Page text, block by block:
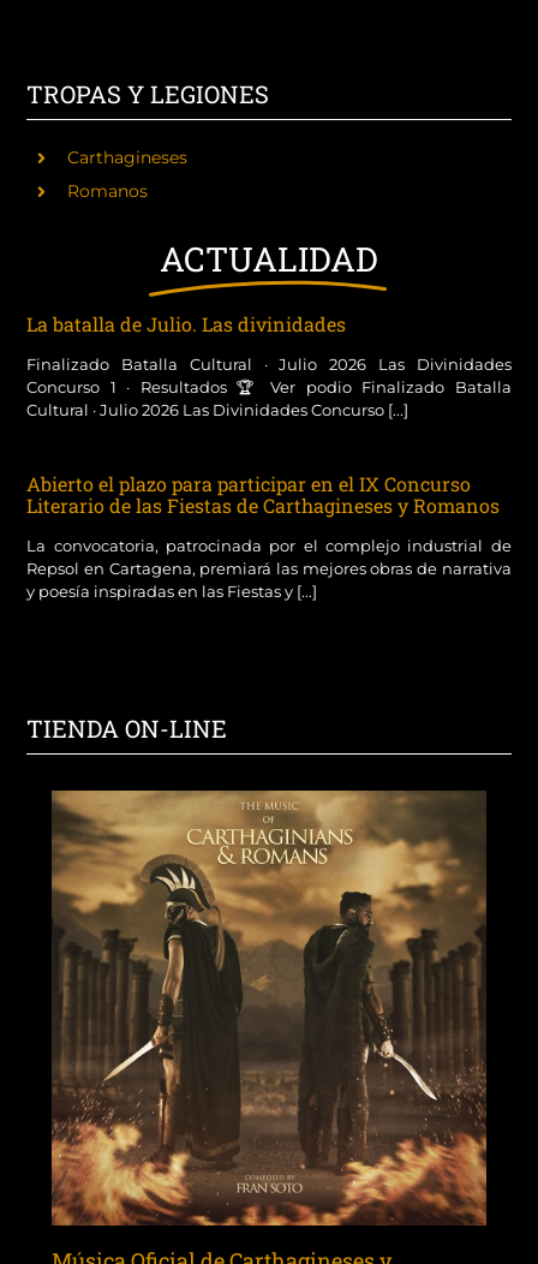
TROPAS Y LEGIONES
Carthagineses
Romanos
ACTUALIDAD
La batalla de Julio. Las divinidades
Finalizado Batalla Cultural · Julio 2026 Las Divinidades
Concurso 1 · Resultados 🏆 Ver podio Finalizado Batalla
Cultural · Julio 2026 Las Divinidades Concurso [...]
Abierto el plazo para participar en el IX Concurso
Literario de las Fiestas de Carthagineses y Romanos
La convocatoria, patrocinada por el complejo industrial de
Repsol en Cartagena, premiará las mejores obras de narrativa
y poesía inspiradas en las Fiestas y [...]
TIENDA ON-LINE